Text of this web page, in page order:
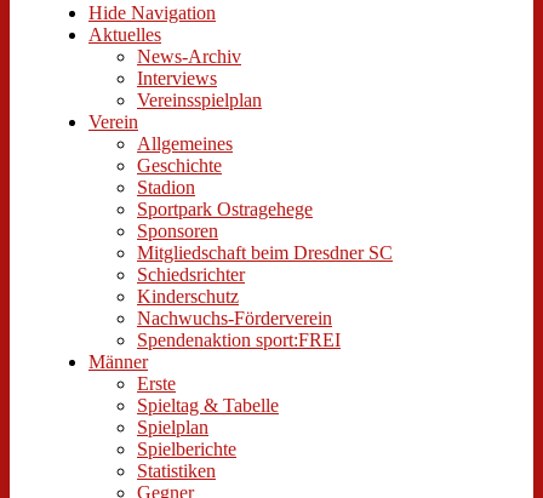
Hide Navigation
Aktuelles
News-Archiv
Interviews
Vereinsspielplan
Verein
Allgemeines
Geschichte
Stadion
Sportpark Ostragehege
Sponsoren
Mitgliedschaft beim Dresdner SC
Schiedsrichter
Kinderschutz
Nachwuchs-Förderverein
Spendenaktion sport:FREI
Männer
Erste
Spieltag & Tabelle
Spielplan
Spielberichte
Statistiken
Gegner